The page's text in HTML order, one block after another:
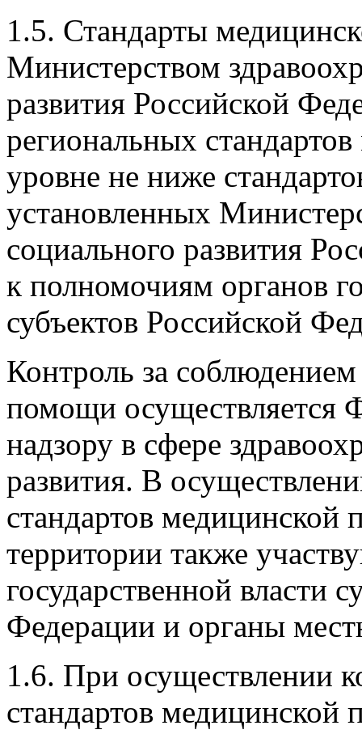
1.5. Стандарты
Министерством
развития Российской
региональных
уровне не ниже
установленных
социального развития
к полномочиям органов
субъектов Российской
Контроль за
помощи осуществляется
надзору в сфере
развития. В
стандартов
территории также
государственной власти
Федерации и органы
1.6. При осуществлении
стандартов медицинской